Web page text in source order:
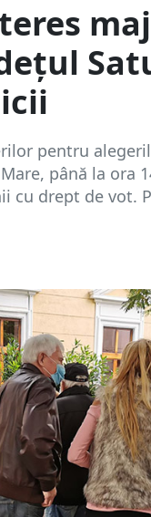
pentru
până la ora
cu drept de vot.